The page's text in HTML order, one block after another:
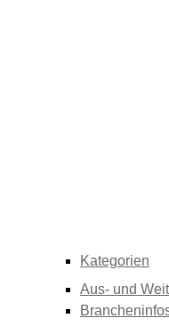
Kategorien
Aus- und